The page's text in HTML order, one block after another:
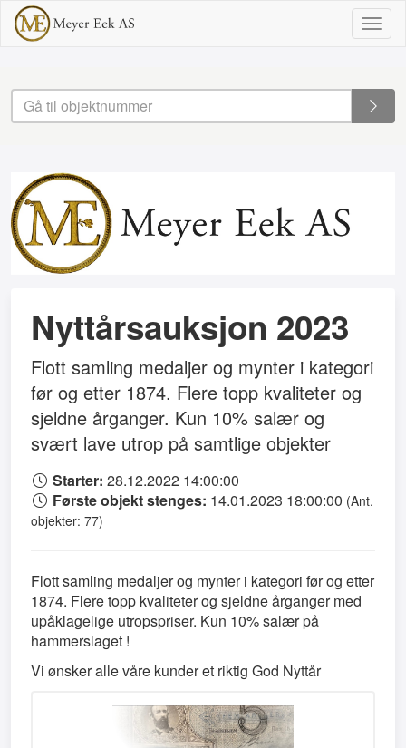
Nyttårsauksjon 2023
Flott samling medaljer og mynter i kategori
før og etter 1874. Flere topp kvaliteter og
sjeldne årganger. Kun 10% salær og
svært lave utrop på samtlige objekter
Starter: 28.12.2022 14:00:00
Første objekt stenges: 14.01.2023 18:00:00 (Ant.
objekter: 77)
Flott samling medaljer og mynter i kategori før og etter
1874. Flere topp kvaliteter og sjeldne årganger med
upåklagelige utropspriser. Kun 10% salær på
hammerslaget !
Vi ønsker alle våre kunder et riktig God Nyttår